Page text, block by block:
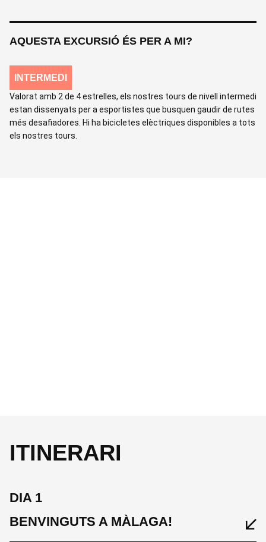
AQUESTA EXCURSIÓ ÉS PER A MI?
INTERMEDI
Valorat amb 2 de 4 estrelles, els nostres tours de nivell intermedi
estan dissenyats per a esportistes que busquen gaudir de rutes
més desafiadores. Hi ha bicicletes elèctriques disponibles a tots
els nostres tours.
ITINERARI
DIA 1
BENVINGUTS A MÀLAGA!